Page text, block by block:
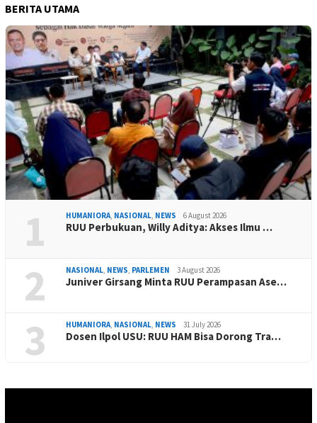
BERITA UTAMA
1 HUMANIORA, NASIONAL, NEWS 6 August 2026
RUU Perbukuan, Willy Aditya: Akses Ilmu …
2 NASIONAL, NEWS, PARLEMEN 3 August 2026
Juniver Girsang Minta RUU Perampasan Ase…
3 HUMANIORA, NASIONAL, NEWS 31 July 2026
Dosen Ilpol USU: RUU HAM Bisa Dorong Tra…